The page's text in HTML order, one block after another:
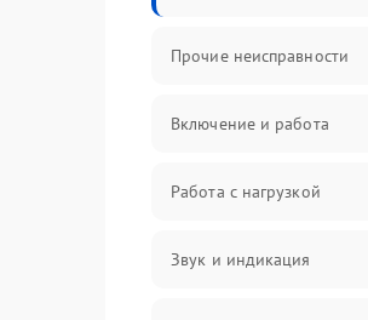
Прочие неисправности
Включение и работа
Работа с нагрузкой
Звук и индикация